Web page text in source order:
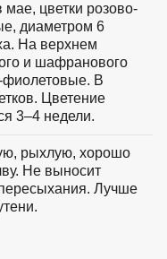
мае, цветки розово-
диаметром 6
На верхнем
и шафранового
фиолетовые. В
Цветение
3–4 недели.
рыхлую, хорошо
Не выносит
Лучше